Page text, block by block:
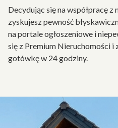
Decydując się na współpracę z
zyskujesz pewność
na portale ogłoszeniowe i
się z Premium Nieruchomości i
gotówkę w 24 godziny.